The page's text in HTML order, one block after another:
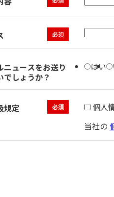
必須
ニュースをお送り
でしょうか？
はい
規定 必須
個人
当社の